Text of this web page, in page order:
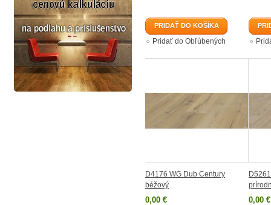
PRIDAŤ DO KOŠÍKA
Pridať do Obľúbených
D4176 WG Dub Century
béžový
0,00 € 0,00 €